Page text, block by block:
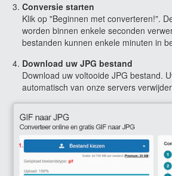
Conversie starten
Klik op "Beginnen met converteren!".
worden binnen enkele seconden
bestanden kunnen enkele minuten in
Download uw JPG bestand
Download uw voltooide JPG bestand.
automatisch van onze servers